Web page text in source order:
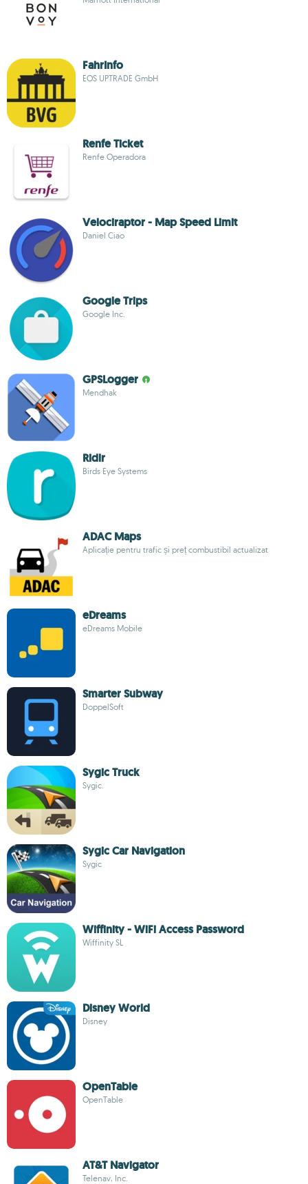
FahrInfo
EOS UPTRADE GmbH
Renfe Ticket
Renfe Operadora
Velociraptor - Map Speed Limit
Daniel Ciao
Google Trips
Google Inc.
GPSLogger
Mendhak
Ridlr
Birds Eye Systems
ADAC Maps
Aplicație pentru trafic și preț combustibil actualizat
eDreams
eDreams Mobile
Smarter Subway
DoppelSoft
Sygic Truck
Sygic.
Sygic Car Navigation
Sygic
Wiffinity - WiFi Access Password
Wiffinity SL
Disney World
Disney
OpenTable
OpenTable
AT&T Navigator
Telenav, Inc.